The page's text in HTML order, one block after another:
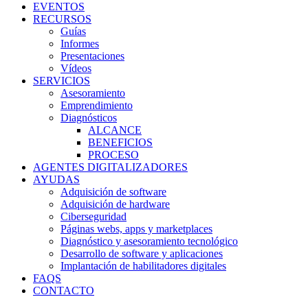
EVENTOS
RECURSOS
Guías
Informes
Presentaciones
Vídeos
SERVICIOS
Asesoramiento
Emprendimiento
Diagnósticos
ALCANCE
BENEFICIOS
PROCESO
AGENTES DIGITALIZADORES
AYUDAS
Adquisición de software
Adquisición de hardware
Ciberseguridad
Páginas webs, apps y marketplaces
Diagnóstico y asesoramiento tecnológico
Desarrollo de software y aplicaciones
Implantación de habilitadores digitales
FAQS
CONTACTO